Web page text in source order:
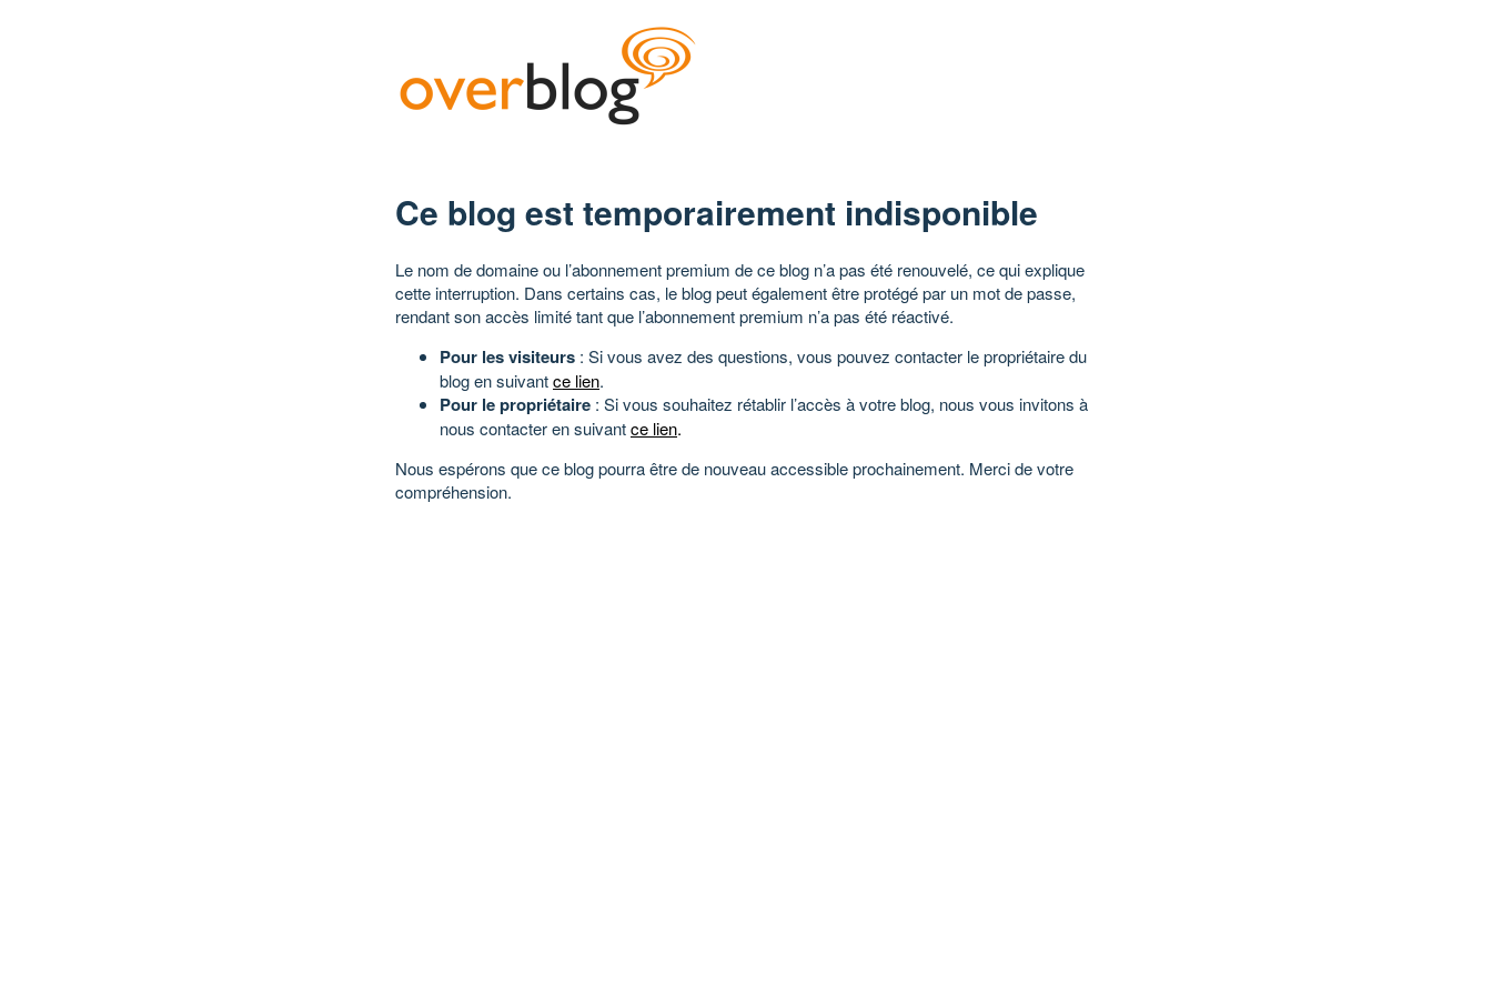
Ce blog est temporairement indisponible
Le nom de domaine ou l’abonnement premium de ce blog n’a pas été renouvelé, ce qui explique
cette interruption. Dans certains cas, le blog peut également être protégé par un mot de passe,
rendant son accès limité tant que l’abonnement premium n’a pas été réactivé.
Pour les visiteurs : Si vous avez des questions, vous pouvez contacter le propriétaire du
blog en suivantce lien.
Pour le propriétaire : Si vous souhaitez rétablir l’accès à votre blog, nous vous invitons à
nous contacter en suivantce lien.
Nous espérons que ce blog pourra être de nouveau accessible prochainement. Merci de votre
compréhension.